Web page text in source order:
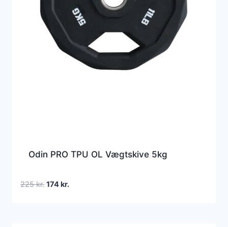
Odin PRO TPU OL Vægtskive 5kg
225kr. Den
174kr.Den